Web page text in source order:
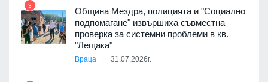
3
Община Мездра, полицията и "Социално
подпомагане" извършиха съвместна
проверка за системни проблеми в кв.
"Лещака"
Враца 31.07.2026г.